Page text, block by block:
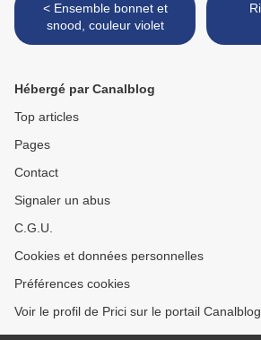
< Ensemble bonnet et
snood, couleur violet
Hébergé par Canalblog
Top articles
Pages
Contact
Signaler un abus
C.G.U.
Cookies et données personnelles
Préférences cookies
Voir le profil de Prici sur le portail Canalblog